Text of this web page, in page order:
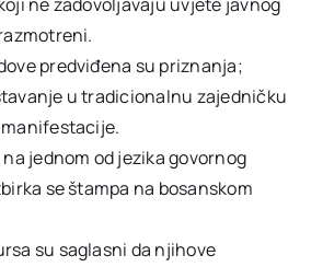
predviđena su priznanja;
u tradicionalnu zajedničku
na jednom od jezika govornog
se štampa na bosanskom
su saglasni da njihove